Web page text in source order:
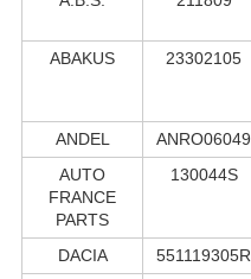
ABAKUS
23302105
ANDEL ANRO06049
AUTO
FRANCE
PARTS
130044S
DACIA 551119305R